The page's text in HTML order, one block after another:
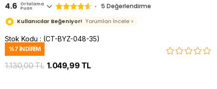
4.6 Ortalama
Puan 5 Değerlendirme
Kullanıcılar Beğeniyor! Yorumları İncele >
Stok Kodu (CT-BYZ-048-35)
%7 İNDIRIM
1.130,00 TL 1.049,99 TL